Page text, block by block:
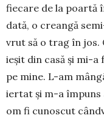
fiecare de la poartă
dată, o creangă
vrut să o trag în jos.
ieșit din casă și mi-a
pe mine. L-am
iertat și m-a împuns
om fi cunoscut